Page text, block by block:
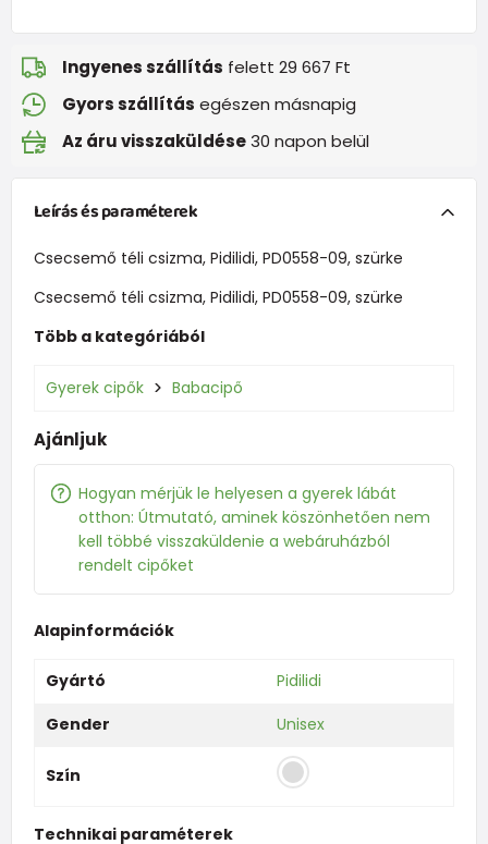
Ingyenes szállítás felett 29 667 Ft
Gyors szállítás egészen másnapig
Az áru visszaküldése30 napon belül
Leírás és paraméterek
Csecsemő téli csizma, Pidilidi, PD0558-09, szürke
Csecsemő téli csizma, Pidilidi, PD0558-09, szürke
Több a kategóriából
Gyerek cipők Babacipő
Ajánljuk
Hogyan mérjük le helyesen a gyerek lábát
otthon: Útmutató, aminek köszönhetően nem
kell többé visszaküldenie a webáruházból
rendelt cipőket
Alapinformációk
Gyártó
Pidilidi
Gender
Unisex
Szín
Technikai paraméterek